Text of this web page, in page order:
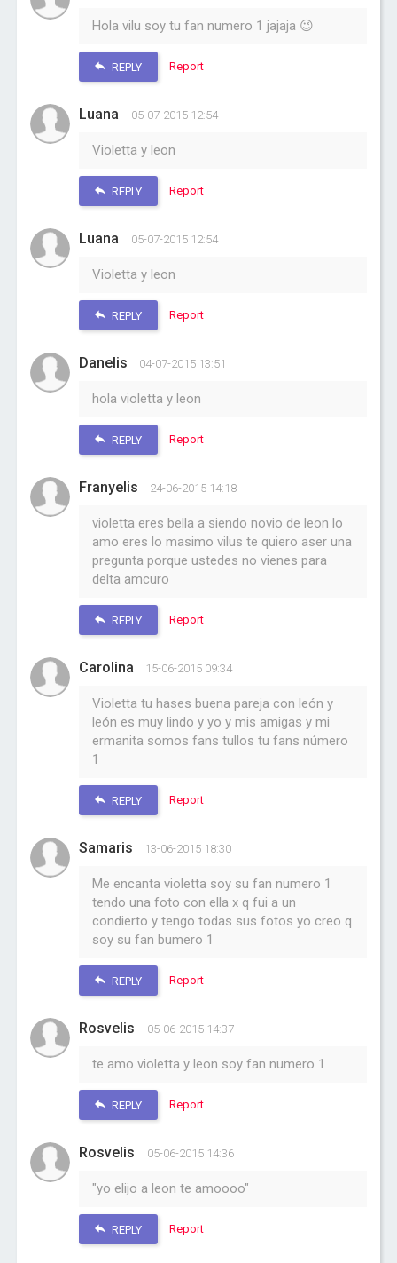
Hola vilu soy tu fan numero 1 jajaja 😉
REPLY Report
Luana 05-07-2015 12:54
Violetta y leon
REPLY Report
Luana 05-07-2015 12:54
Violetta y leon
REPLY Report
Danelis 04-07-2015 13:51
hola violetta y leon
REPLY Report
Franyelis 24-06-2015 14:18
violetta eres bella a siendo novio de leon lo
amo eres lo masimo vilus te quiero aser una
pregunta porque ustedes no vienes para
delta amcuro
REPLY Report
Carolina 15-06-2015 09:34
Violetta tu hases buena pareja con león y
león es muy lindo y yo y mis amigas y mi
ermanita somos fans tullos tu fans número
1
REPLY Report
Samaris 13-06-2015 18:30
Me encanta violetta soy su fan numero 1
tendo una foto con ella x q fui a un
condierto y tengo todas sus fotos yo creo q
soy su fan bumero 1
REPLY Report
Rosvelis 05-06-2015 14:37
te amo violetta y leon soy fan numero 1
REPLY Report
Rosvelis 05-06-2015 14:36
"yo elijo a leon te amoooo"
REPLY Report